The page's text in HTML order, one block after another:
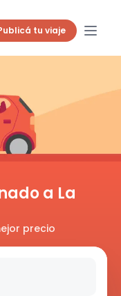
tu viaje
a La
precio